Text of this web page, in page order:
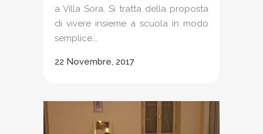
a Villa Sora. Si tratta della proposta
di vivere insieme a scuola in modo
semplice...
22 Novembre, 2017